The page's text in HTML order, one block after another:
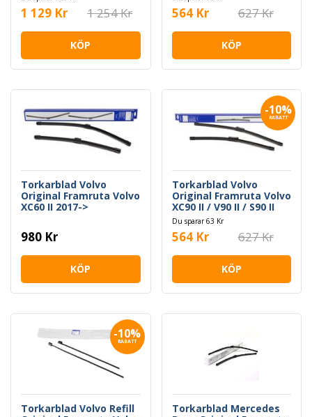
1 129 Kr 1 254 Kr
KÖP
564 Kr 627 Kr
KÖP
Torkarblad Volvo
Original Framruta Volvo
XC60 II 2017->
980 Kr
KÖP
-10%
RABATT
Torkarblad Volvo
Original Framruta Volvo
XC90 II / V90 II / S90 II
Du sparar 63 Kr
564 Kr 627 Kr
KÖP
-10%
RABATT
Torkarblad Volvo Refill
Torkarblad Mercedes